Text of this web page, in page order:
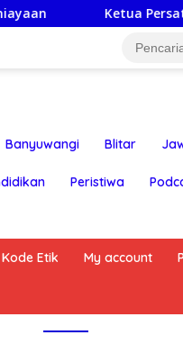
Persatuan Insan Jurnalis
Banyuwangi Blitar
Peristiwa
Kode Etik My account